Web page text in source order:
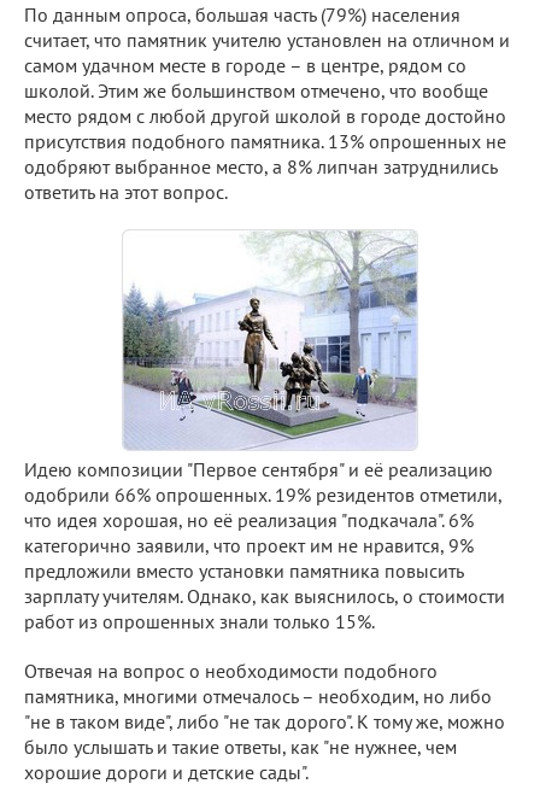
По данным опроса, большая часть (79%) населения
считает, что памятник учителю установлен на отличном и
самом удачном месте в городе – в центре, рядом со
школой. Этим же большинством отмечено, что вообще
место рядом с любой другой школой в городе достойно
присутствия подобного памятника. 13% опрошенных не
одобряют выбранное место, а 8% липчан затруднились
ответить на этот вопрос.
Идею композиции "Первое сентября" и её реализацию
одобрили 66% опрошенных. 19% резидентов отметили,
что идея хорошая, но её реализация "подкачала". 6%
категорично заявили, что проект им не нравится, 9%
предложили вместо установки памятника повысить
зарплату учителям. Однако, как выяснилось, о стоимости
работ из опрошенных знали только 15%.
Отвечая на вопрос о необходимости подобного
памятника, многими отмечалось – необходим, но либо
"не в таком виде", либо "не так дорого". К тому же, можно
было услышать и такие ответы, как "не нужнее, чем
хорошие дороги и детские сады".